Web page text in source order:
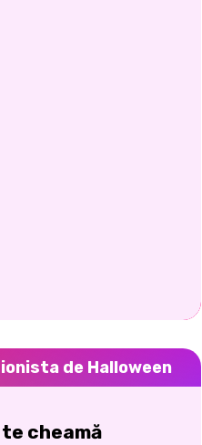
de Halloween
cheamă